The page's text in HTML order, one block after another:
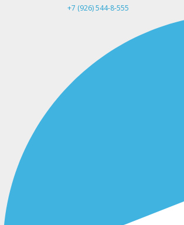
+7 (926) 544-8-555